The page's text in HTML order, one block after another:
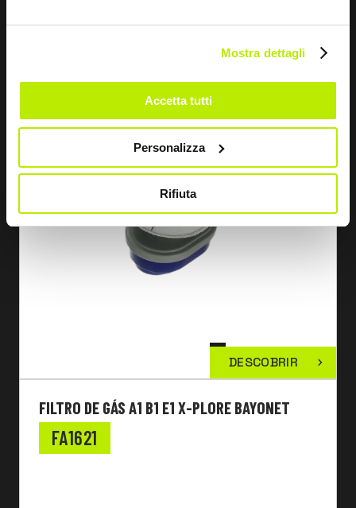
Mostra dettagli
Accetta tutti
Personalizza
Rifiuta
DESCOBRIR
FILTRO DE GÁS A1 B1 E1 X-PLORE BAYONET
FA1621